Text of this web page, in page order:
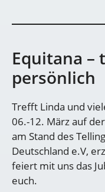
Equitana –
persönlich
Trefft Linda und
06.-12. März auf
am Stand des
Deutschland e.V,
feiert mit uns das
euch.